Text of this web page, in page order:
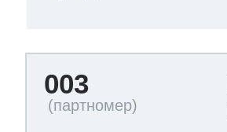
003